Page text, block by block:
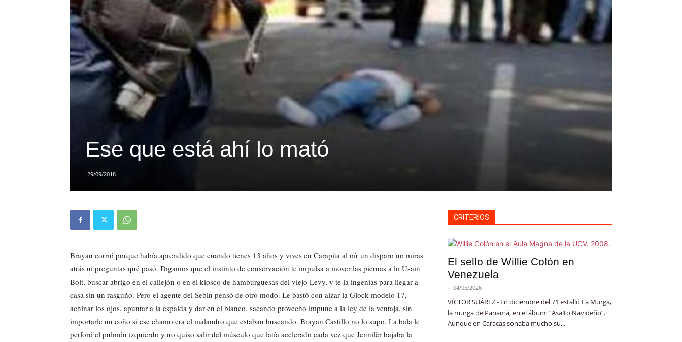
Ese que está ahí lo mató
29/09/2018
Brayan corrió porque había aprendido que cuando tienes 13 años y vives en Carapita al oír un disparo no miras
atrás ni preguntas qué pasó. Digamos que el instinto de conservación te impulsa a mover las piernas a lo Usain
Bolt, buscar abrigo en el callejón o en el kiosco de hamburguesas del viejo Levy, y te la ingenias para llegar a
casa sin un rasguño. Pero el agente del Sebin pensó de otro modo. Le bastó con alzar la Glock modelo 17,
achinar los ojos, apuntar a la espalda y dar en el blanco, sacando provecho impune a la ley de la ventaja, sin
importarle un coño si ese chamo era el malandro que estaban buscando. Brayan Castillo no lo supo. La bala le
perforó el pulmón izquierdo y no quiso salir del músculo que latía acelerado cada vez que Jennifer bajaba la
CRITERIOS
El sello de Willie Colón en
Venezuela
- 04/05/2026
VÍCTOR SUÁREZ - En diciembre del 71 estalló La Murga,
la murga de Panamá, en el álbum “Asalto Navideño”.
Aunque en Caracas sonaba mucho su...